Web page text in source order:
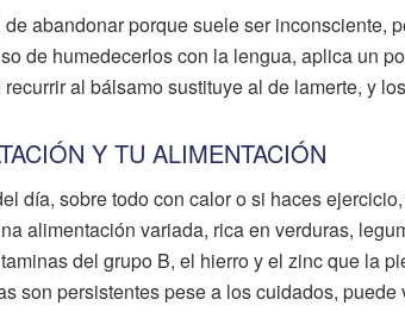
abandonar porque suele ser inconsciente,
de humedecerlos con la lengua, aplica un
al bálsamo sustituye al de lamerte, y
Y TU ALIMENTACIÓN
día, sobre todo con calor o si haces
alimentación variada, rica en verduras,
del grupo B, el hierro y el zinc que la
son persistentes pese a los cuidados,